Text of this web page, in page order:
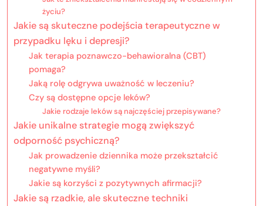
życiu?
Jakie są skuteczne podejścia terapeutyczne w
przypadku lęku i depresji?
Jak terapia poznawczo-behawioralna (CBT)
pomaga?
Jaką rolę odgrywa uważność w leczeniu?
Czy są dostępne opcje leków?
Jakie rodzaje leków są najczęściej przepisywane?
Jakie unikalne strategie mogą zwiększyć
odporność psychiczną?
Jak prowadzenie dziennika może przekształcić
negatywne myśli?
Jakie są korzyści z pozytywnych afirmacji?
Jakie są rzadkie, ale skuteczne techniki